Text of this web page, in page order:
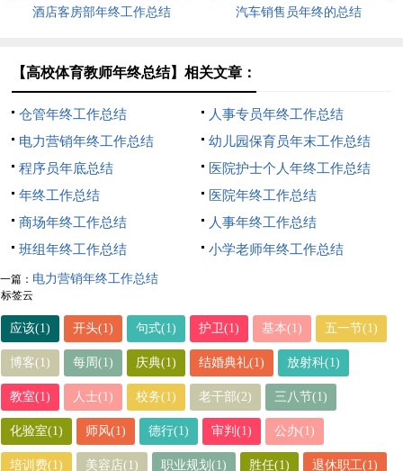
酒店客房部年终工作总结 汽车销售员年终的总结
【高校体育教师年终总结】相关文章：
仓管年终工作总结
人事专员年终工作总结
电力营销年终工作总结
幼儿园保育员年末工作总结
程序员年底总结
医院护士个人年终工作总结
年终工作总结
医院年终工作总结
商场年终工作总结
人事年终工作总结
班组年终工作总结
小学老师年终工作总结
一篇： 电力营销年终工作总结
标签云
应该(1) 开头(1) 句式(1) 护卫(1) 基本(1) 五一节(1)
博客(1) 每周(1) 庆典(1) 结婚典礼(1) 放射科(1)
教室(1) 人士(1) 校务(1) 老干部(2) 三八节(1)
化验室(1) 师风(1) 德行(1) 审判(1) 公办(1)
培训费(1) 美容店(1) 职业规划(1) 胜任(1) 退休职工(1)